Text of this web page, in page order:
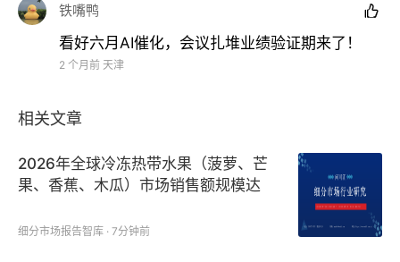
铁嘴鸭 
看好六月AI催化，会议扎堆业绩验证期来了！
2 个月前 天津
相关文章
2026年全球冷冻热带水果（菠萝、芒
果、香蕉、木瓜）市场销售额规模达
细分市场报告智库 · 7分钟前